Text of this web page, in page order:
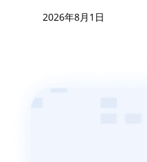
2026年8月1日